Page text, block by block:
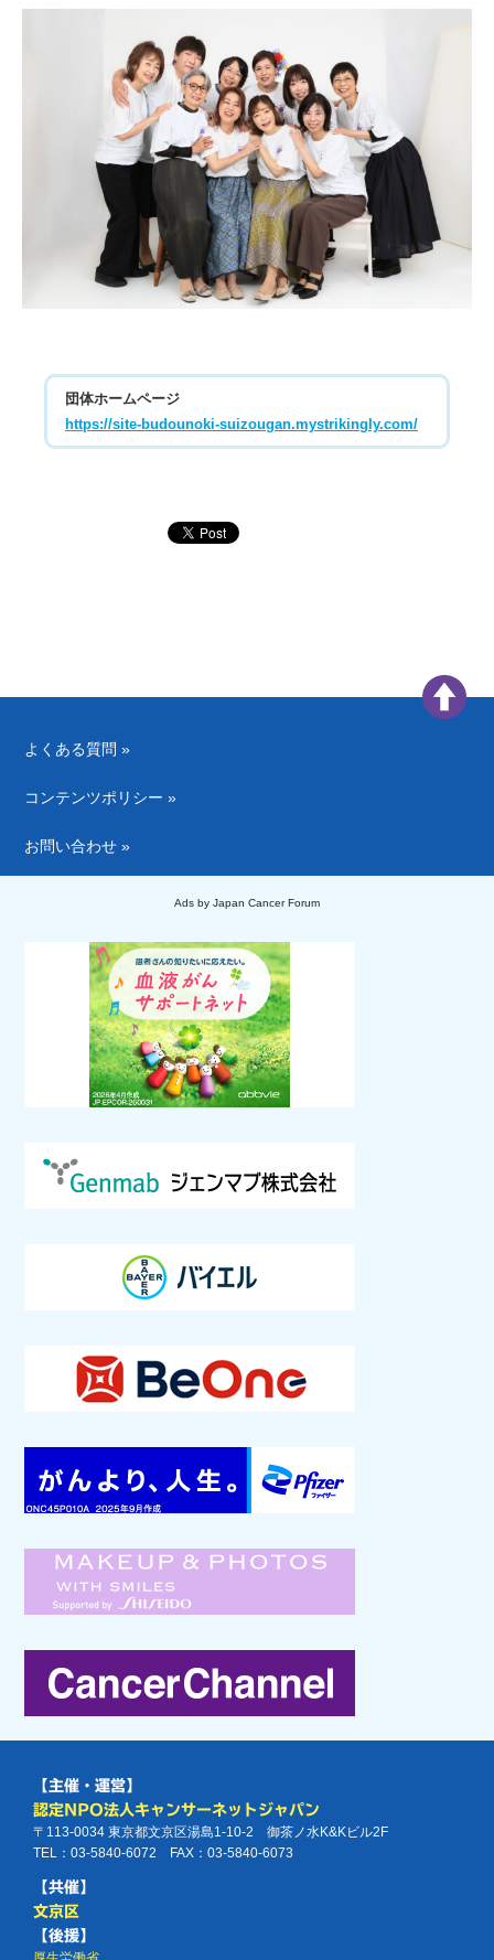
団体ホームページ
https://site-budounoki-suizougan.mystrikingly.com/
よくある質問 »
コンテンツポリシー »
お問い合わせ »
Ads by Japan Cancer Forum
【主催・運営】
認定NPO法人キャンサーネットジャパン
〒113-0034 東京都文京区湯島1-10-2 御茶ノ水K&Kビル2F
TEL：03-5840-6072 FAX：03-5840-6073
【共催】
文京区
【後援】